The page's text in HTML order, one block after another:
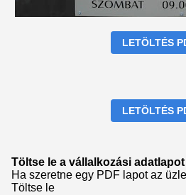
LETÖLTÉS
LETÖLTÉS
Töltse le a vállalkozási adatlapot
Ha szeretne egy PDF lapot az
Töltse le